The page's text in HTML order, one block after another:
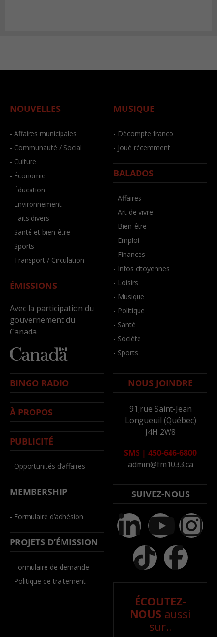
NOUVELLES
- Affaires municipales
- Communauté / Social
- Culture
- Économie
- Éducation
- Environnement
- Faits divers
- Santé et bien-être
- Sports
- Transport / Circulation
ÉMISSIONS
Avec la participation du
gouvernement du
Canada
MUSIQUE
- Décompte franco
- Joué récemment
BALADOS
- Affaires
- Art de vivre
- Bien-être
- Emploi
- Finances
- Infos citoyennes
- Loisirs
- Musique
- Politique
- Santé
- Société
- Sports
BINGO RADIO
À PROPOS
PUBLICITÉ
- Opportunités d’affaires
MEMBERSHIP
- Formulaire d’adhésion
PROJETS D’ÉMISSION
- Formulaire de demande
- Politique de traitement
NOUS JOINDRE
91,rue Saint-Jean
Longueuil (Québec)
J4H 2W8
SMS | 450-646-6800
admin@fm1033.ca
SUIVEZ-NOUS
ÉCOUTEZ-
NOUS aussi
sur..